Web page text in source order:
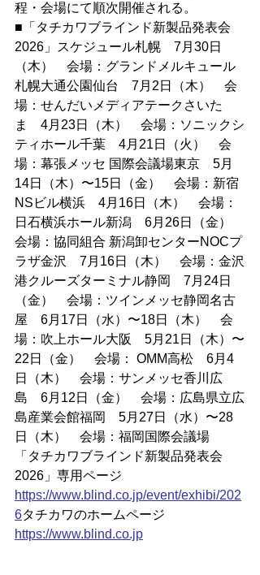
程・会場にて順次開催される。
■「タチカワブラインド新製品発表会
2026」スケジュール札幌　7月30日
（木）　会場：グランドメルキュール
札幌大通公園仙台　7月2日（木）　会
場：せんだいメディアテークさいた
ま　4月23日（木）　会場：ソニックシ
ティホール千葉　4月21日（火）　会
場：幕張メッセ 国際会議場東京　5月
14日（木）〜15日（金）　会場：新宿
NSビル横浜　4月16日（木）　会場：
日石横浜ホール新潟　6月26日（金）
会場：協同組合 新潟卸センターNOCプ
ラザ金沢　7月16日（木）　会場：金沢
港クルーズターミナル静岡　7月24日
（金）　会場：ツインメッセ静岡名古
屋　6月17日（水）〜18日（木）　会
場：吹上ホール大阪　5月21日（木）〜
22日（金）　会場： OMM高松　6月4
日（木）　会場：サンメッセ香川広
島　6月12日（金）　会場：広島県立広
島産業会館福岡　5月27日（水）〜28
日（木）　会場：福岡国際会議場
「タチカワブラインド新製品発表会
2026」専用ページ
https://www.blind.co.jp/event/exhibi/202
6タチカワのホームページ
https://www.blind.co.jp